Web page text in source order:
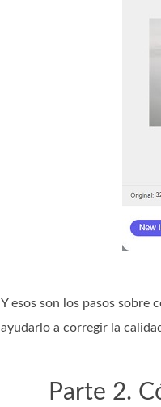
Y esos son los pasos sobre
ayudarlo a corregir la
Parte 2.